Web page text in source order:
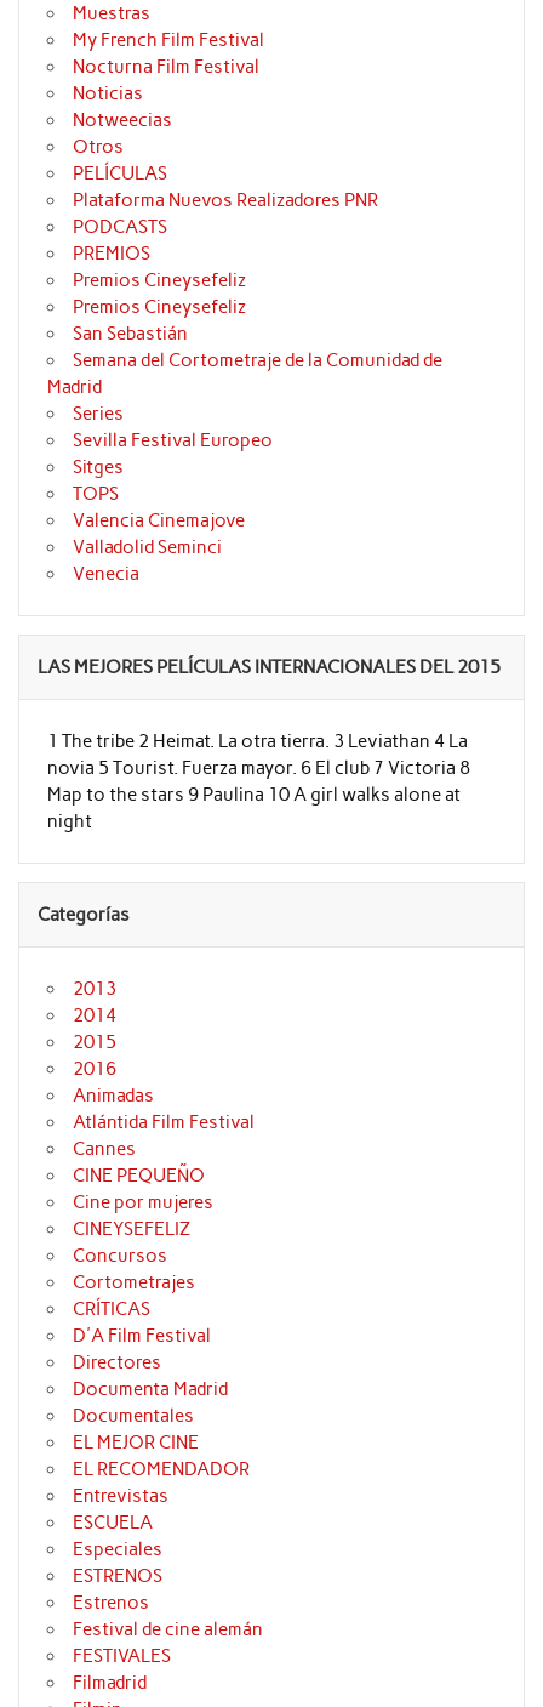
Muestras
My French Film Festival
Nocturna Film Festival
Noticias
Notweecias
Otros
PELÍCULAS
Plataforma Nuevos Realizadores PNR
PODCASTS
PREMIOS
Premios Cineysefeliz
Premios Cineysefeliz
San Sebastián
Semana del Cortometraje de la Comunidad de
Madrid
Series
Sevilla Festival Europeo
Sitges
TOPS
Valencia Cinemajove
Valladolid Seminci
Venecia
LAS MEJORES PELÍCULAS INTERNACIONALES DEL 2015
1 The tribe 2 Heimat. La otra tierra. 3 Leviathan 4 La
novia 5 Tourist. Fuerza mayor. 6 El club 7 Victoria 8
Map to the stars 9 Paulina 10 A girl walks alone at
night
Categorías
2013
2014
2015
2016
Animadas
Atlántida Film Festival
Cannes
CINE PEQUEÑO
Cine por mujeres
CINEYSEFELIZ
Concursos
Cortometrajes
CRÍTICAS
D'A Film Festival
Directores
Documenta Madrid
Documentales
EL MEJOR CINE
EL RECOMENDADOR
Entrevistas
ESCUELA
Especiales
ESTRENOS
Estrenos
Festival de cine alemán
FESTIVALES
Filmadrid